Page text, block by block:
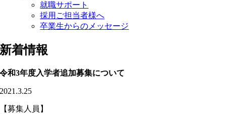
就職サポート
採用ご担当者様へ
卒業生からのメッセージ
新着情報
令和3年度入学者追加募集について
2021.3.25
【募集人員】